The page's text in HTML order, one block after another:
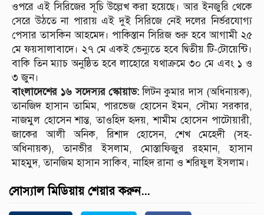
ওপরে এই সিরিজের সূচি উল্লেখ করা হয়েছে। আর ইনজুরি থেকে
সেরে উঠতে না পারায় এই দুই সিরিজে নেই দলের নির্ভরযোগ্য
পেসার তাসকিন আহমেদ। পাকিস্তান সিরিজ শুরু হবে আগামী ২৫
মে ফয়সালাবাদে। ২৭ মে একই ভেন্যুতে হবে দ্বিতীয় টি-টোয়েন্টি।
বাকি তিন ম্যাচ অনুষ্ঠিত হবে লাহোরে যথাক্রমে ৩০ মে এবং ১ ও
৩ জুন।
বাংলাদেশের ১৬ সদেস্যর স্কোয়াড:লিটন কুমার দাস (অধিনায়ক),
তানজিদ হাসান তামিম, পারভেজ হোসেন ইমন, সৌম্য সরকার,
নাজমুল হোসেন শান্ত, তাওহিদ হৃদয়, শামীম হোসেন পাটোয়ারী,
জাকের আলী অনিক, রিশাদ হোসেন, শেখ মেহেদী (সহ-
অধিনায়ক), তানভীর ইসলাম, মোস্তাফিজুর রহমান, হাসান
মাহমুদ, তানজিম হাসান সাকিব, নাহিদ রানা ও শরিফুল ইসলাম।
সোস্যাল মিডিয়ায় শেয়ার করুন...